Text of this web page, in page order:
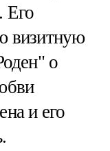
Его
визитную
о
и его